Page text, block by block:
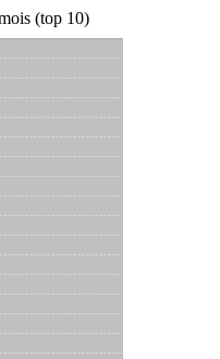
(top 10)